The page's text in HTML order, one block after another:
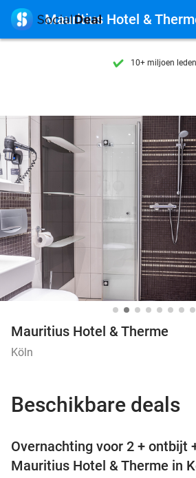
7 dagen per week
10+ miljoen leden
7 dagen per week
10+ miljoen leden
 Mauritius Hotel &
Mauritius Hotel & Therme
Köln
Beschikbare deals
Overnachting voor 2 + ontbijt
Mauritius Hotel & Therme in